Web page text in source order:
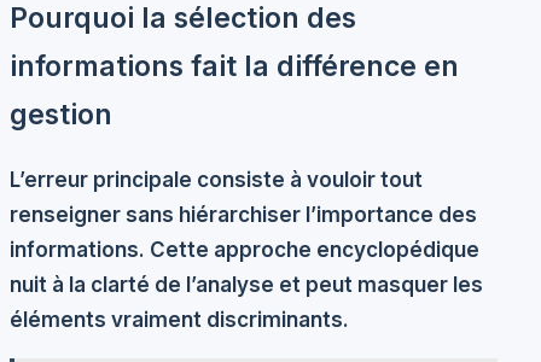
Pourquoi la sélection des
informations fait la différence en
gestion
L’erreur principale consiste à vouloir tout
renseigner sans hiérarchiser l’importance des
informations. Cette approche encyclopédique
nuit à la clarté de l’analyse et peut masquer les
éléments vraiment discriminants.